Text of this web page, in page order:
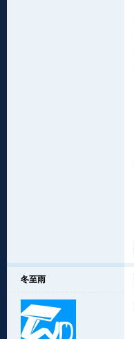
冬至雨